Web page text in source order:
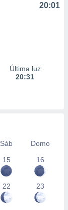
20:01
Última luz
20:31
Sáb
Domo
15 16
22 23